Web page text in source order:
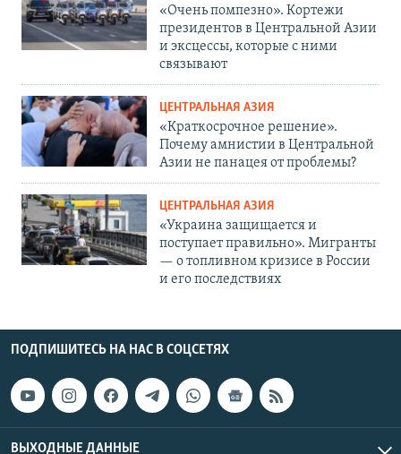
«Очень помпезно». Кортежи
президентов в Центральной Азии
и эксцессы, которые с ними
связывают
ЦЕНТРАЛЬНАЯ АЗИЯ
«Краткосрочное решение».
Почему амнистии в Центральной
Азии не панацея от проблемы?
ЦЕНТРАЛЬНАЯ АЗИЯ
«Украина защищается и
поступает правильно». Мигранты
— о топливном кризисе в России
и его последствиях
ПОДПИШИТЕСЬ НА НАС В СОЦСЕТЯХ
ВЫХОДНЫЕ ДАННЫЕ